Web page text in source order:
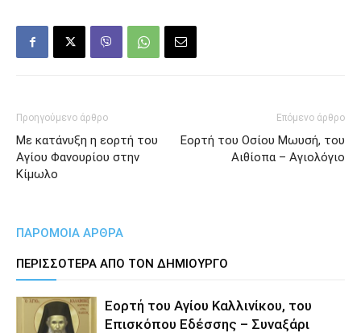
Προηγούμενο άρθρο
Με κατάνυξη η εορτή του
Αγίου Φανουρίου στην
Κίμωλο
Επόμενο άρθρο
Εορτή του Οσίου Μωυσή, του
Αιθίοπα – Αγιολόγιο
ΠΑΡΟΜΟΙΑ ΑΡΘΡΑ
ΠΕΡΙΣΣΟΤΕΡΑ ΑΠΟ ΤΟΝ ΔΗΜΙΟΥΡΓΟ
Εορτή του Αγίου Καλλινίκου, του
Επισκόπου Εδέσσης – Συναξάρι